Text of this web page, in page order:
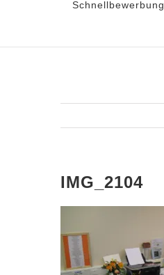
Schnellbewerbung
IMG_2104